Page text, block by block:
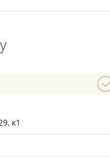
к1